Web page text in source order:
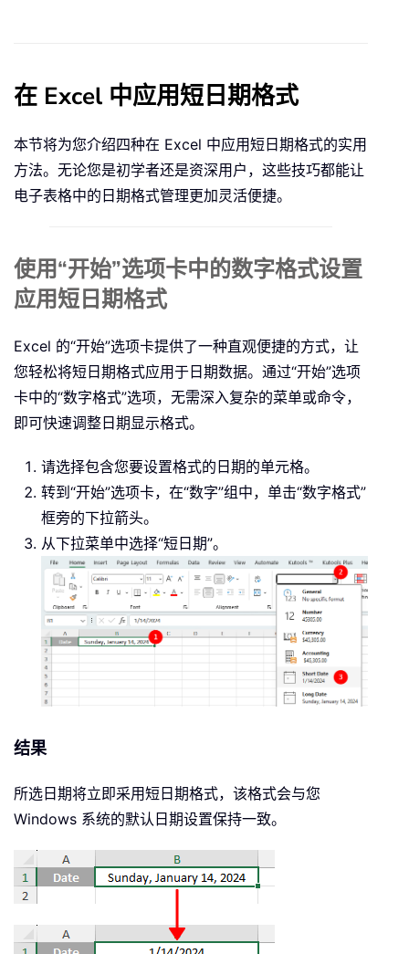
在 Excel 中应用短日期格式
本节将为您介绍四种在 Excel 中应用短日期格式的实用
方法。无论您是初学者还是资深用户，这些技巧都能让
电子表格中的日期格式管理更加灵活便捷。
使用“开始”选项卡中的数字格式设置
应用短日期格式
Excel 的“开始”选项卡提供了一种直观便捷的方式，让
您轻松将短日期格式应用于日期数据。通过“开始”选项
卡中的“数字格式”选项，无需深入复杂的菜单或命令，
即可快速调整日期显示格式。
请选择包含您要设置格式的日期的单元格。
转到“开始”选项卡，在“数字”组中，单击“数字格式”
框旁的下拉箭头。
从下拉菜单中选择“短日期”。
结果
所选日期将立即采用短日期格式，该格式会与您
Windows 系统的默认日期设置保持一致。